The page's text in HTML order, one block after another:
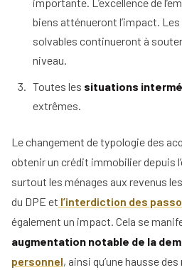
importante. L’excellence de
biens atténueront l’impact.
solvables continueront à
niveau.
Toutes les situations
extrêmes.
Le changement de typologie des
obtenir un crédit immobilier depuis
surtout les ménages aux revenus
du DPE et l’interdiction des
également un impact. Cela se
augmentation notable de la
personnel, ainsi qu’une hausse